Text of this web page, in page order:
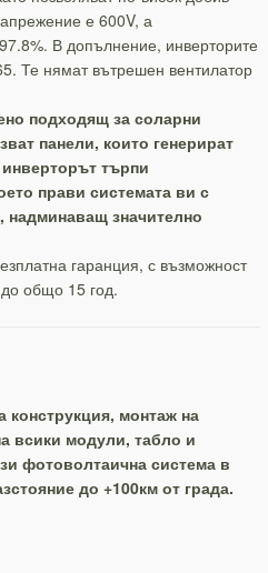
е 600V, а
В допълнение, инверторите
Те нямат вътрешен вентилатор
подходящ за соларни
панели, които генерират
търпи
прави системата ви с
значително
гаранция, с възможност
общо 15 год.
конструкция, монтаж на
всики модули, табло и
фотоволтаична система в
до +100км от града.